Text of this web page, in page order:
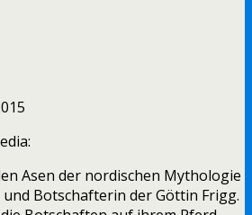
Asen der nordischen Mythologie
Botschafterin der Göttin Frigg.